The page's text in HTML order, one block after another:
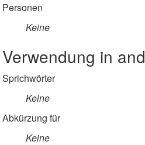
Personen
Keine
Verwendung in
Sprichwörter
Keine
Abkürzung für
Keine